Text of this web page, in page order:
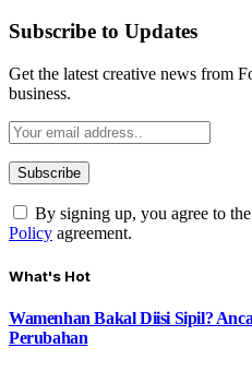
Subscribe to Updates
Get the latest creative news from
business.
By signing up, you agree to
Policy agreement.
What's Hot
Wamenhan Bakal Diisi Sipil?
Perubahan